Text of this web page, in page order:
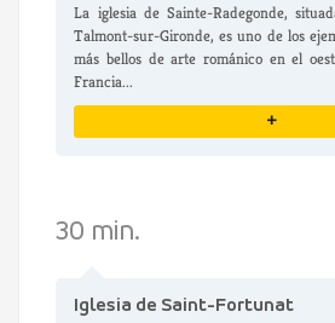
La iglesia de Sainte-Radegonde,
Talmont-sur-Gironde, es uno de los
más bellos de arte románico en el
Francia...
+
30 min.
Iglesia de Saint-Fortunat